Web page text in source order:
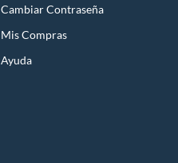
Cambiar Contraseña
Mis Compras
Ayuda